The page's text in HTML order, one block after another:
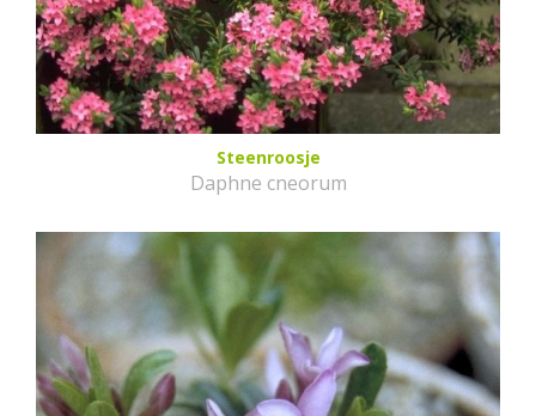
Steenroosje
Daphne cneorum